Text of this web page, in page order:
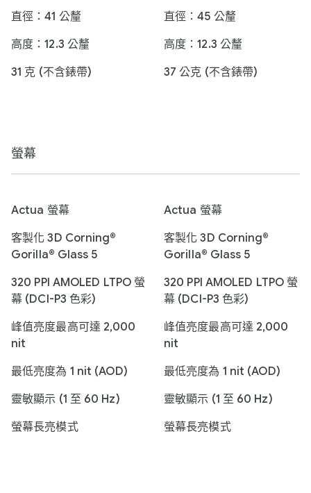
直徑：41 公釐
高度：12.3 公釐
31 克 (不含錶帶)
直徑：45 公釐
高度：12.3 公釐
37 公克 (不含錶帶)
螢幕
Actua 螢幕
客製化 3D Corning®
Gorilla® Glass 5
320 PPI AMOLED LTPO 螢
幕 (DCI-P3 色彩)
峰值亮度最高可達 2,000
nit
最低亮度為 1 nit (AOD)
靈敏顯示 (1 至 60 Hz)
螢幕長亮模式
Actua 螢幕
客製化 3D Corning®
Gorilla® Glass 5
320 PPI AMOLED LTPO 螢
幕 (DCI-P3 色彩)
峰值亮度最高可達 2,000
nit
最低亮度為 1 nit (AOD)
靈敏顯示 (1 至 60 Hz)
螢幕長亮模式